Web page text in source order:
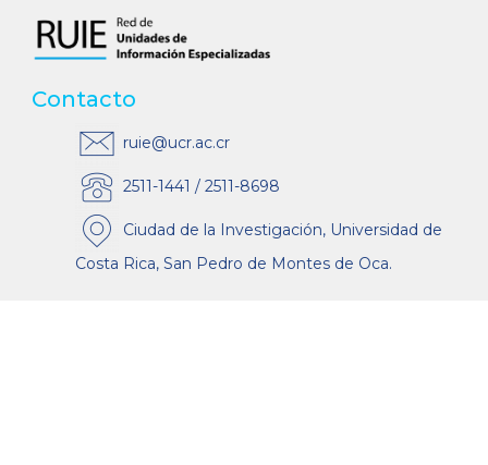
Contacto
ruie@ucr.ac.cr
2511-1441 / 2511-8698
Ciudad de la Investigación, Universidad de
Costa Rica, San Pedro de Montes de Oca.